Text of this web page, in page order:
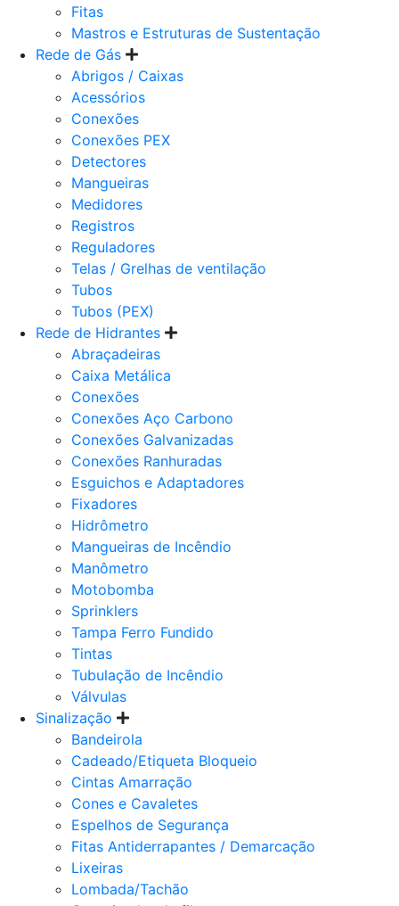
Fitas
Mastros e Estruturas de Sustentação
Rede de Gás
Abrigos / Caixas
Acessórios
Conexões
Conexões PEX
Detectores
Mangueiras
Medidores
Registros
Reguladores
Telas / Grelhas de ventilação
Tubos
Tubos (PEX)
Rede de Hidrantes
Abraçadeiras
Caixa Metálica
Conexões
Conexões Aço Carbono
Conexões Galvanizadas
Conexões Ranhuradas
Esguichos e Adaptadores
Fixadores
Hidrômetro
Mangueiras de Incêndio
Manômetro
Motobomba
Sprinklers
Tampa Ferro Fundido
Tintas
Tubulação de Incêndio
Válvulas
Sinalização
Bandeirola
Cadeado/Etiqueta Bloqueio
Cintas Amarração
Cones e Cavaletes
Espelhos de Segurança
Fitas Antiderrapantes / Demarcação
Lixeiras
Lombada/Tachão